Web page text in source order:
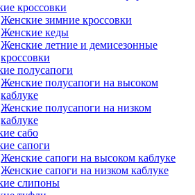
кроссовки
Женские зимние кроссовки
Женские кеды
Женские летние и демисезонные
кроссовки
полусапоги
Женские полусапоги на высоком
каблуке
Женские полусапоги на низком
каблуке
сабо
сапоги
Женские сапоги на высоком каблуке
Женские сапоги на низком каблуке
слипоны